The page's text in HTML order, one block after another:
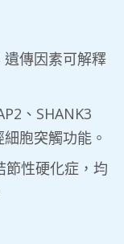
傳因素可解釋
、SHANK3
胞突觸功能。
節性硬化症，均